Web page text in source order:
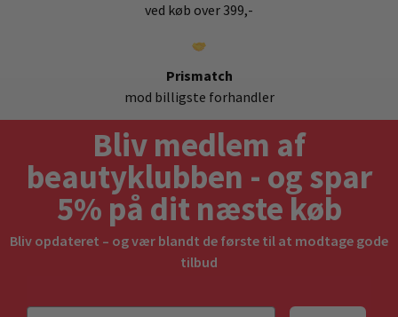
ved køb over 399,-
Prismatch
mod billigste forhandler
Bliv medlem af
beautyklubben - og spar
5% på dit næste køb
Bliv opdateret – og vær blandt de første til at modtage gode
tilbud